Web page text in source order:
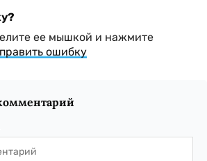
ее мышкой и нажмите
ошибку